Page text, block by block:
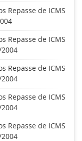
Repasse de ICMS
Repasse de ICMS
Repasse de ICMS
Repasse de ICMS
Repasse de ICMS